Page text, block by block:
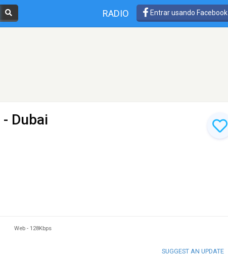
RADIO Entrar usando Facebook
- Dubai
Web - 128Kbps
SUGGEST AN UPDATE